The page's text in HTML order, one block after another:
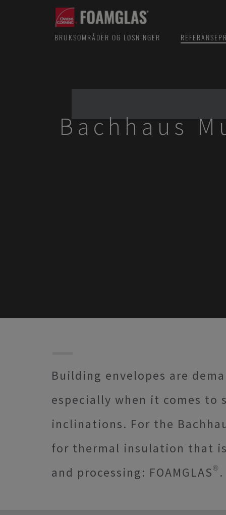
BRUKSOMRÅDER OG LØSNINGER
Bachhaus
Building envelopes are
especially when it comes
inclinations. For the
for thermal insulation that
and processing: FOAMGLAS®.